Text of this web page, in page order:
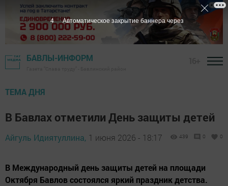
БАВЛЫ-ИНФОРМ
ТЕМА ДНЯ
В Бавлах отметили День защиты детей
Айгуль Идиятуллина, 1 июня 2026 - 18:17 439 0 0
В Международный день защиты детей на площади
Октября Бавлов состоялся яркий праздник детства.
3 Автоматическое закрытие баннера через